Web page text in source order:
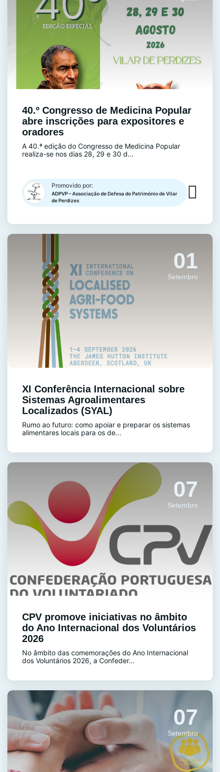
40.º Congresso de Medicina Popular
abre inscrições para expositores e
oradores
A 40.ª edição do Congresso de Medicina Popular
realiza-se nos dias 28, 29 e 30 d...
Promovido por:
ADPVP – Associação de Defesa do Património de Vilar
de Perdizes
01
Setembro
XI Conferência Internacional sobre
Sistemas Agroalimentares
Localizados (SYAL)
Rumo ao futuro: como apoiar e preparar os sistemas
alimentares locais para os de...
07
Setembro
CPV promove iniciativas no âmbito
do Ano Internacional dos Voluntários
2026
No âmbito das comemorações do Ano Internacional
dos Voluntários 2026, a Confeder...
07
Setembro